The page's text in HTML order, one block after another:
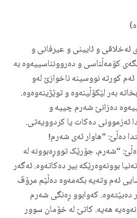
ئەخلاقی و ئایینی و عیرفانی و
کۆمەڵناسی و دەروونناسییەوە بە
کورتە نووسینە ناخوازێ لەو
بەر لێکۆڵینەوە و توێژینەوەوە.
دەزانێ شەرم چییە و
ئەزموونی دەکات یا کردوویەتی.
دەڵێ: “هاوار ئەی شەرم!
“شەرم، جۆرێک تووڕەبوونە لە
بوونەوەرێکە بیر دەکاتەوە. ئەگەر
ئەم وتەیە بکەمەوە دەڵێم مرۆڤ
کەوابوو ڕەنگی شەرم
هەیە. کاتێ لە خۆمان سوور